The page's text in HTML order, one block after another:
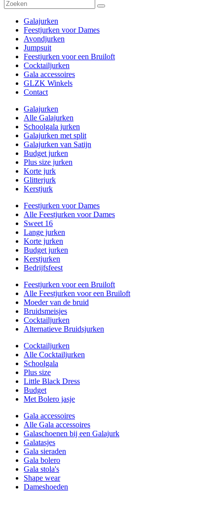
Galajurken
Feestjurken voor Dames
Avondjurken
Jumpsuit
Feestjurken voor een Bruiloft
Cocktailjurken
Gala accessoires
GLZK Winkels
Contact
Galajurken
Alle Galajurken
Schoolgala jurken
Galajurken met split
Galajurken van Satijn
Budget jurken
Plus size jurken
Korte jurk
Glitterjurk
Kerstjurk
Feestjurken voor Dames
Alle Feestjurken voor Dames
Sweet 16
Lange jurken
Korte jurken
Budget jurken
Kerstjurken
Bedrijfsfeest
Feestjurken voor een Bruiloft
Alle Feestjurken voor een Bruiloft
Moeder van de bruid
Bruidsmeisjes
Cocktailjurken
Alternatieve Bruidsjurken
Cocktailjurken
Alle Cocktailjurken
Schoolgala
Plus size
Little Black Dress
Budget
Met Bolero jasje
Gala accessoires
Alle Gala accessoires
Galaschoenen bij een Galajurk
Galatasjes
Gala sieraden
Gala bolero
Gala stola's
Shape wear
Dameshoeden